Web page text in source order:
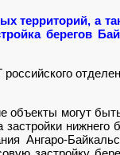
территорий, а
берегов
объекты могут
застройки
Ангаро-